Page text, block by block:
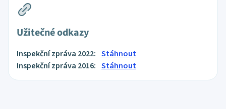
Užitečné odkazy
Inspekční zpráva 2022: Stáhnout
Inspekční zpráva 2016: Stáhnout